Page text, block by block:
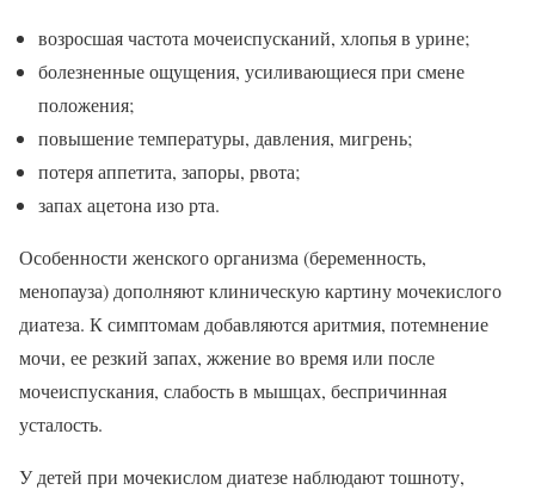
возросшая частота мочеиспусканий, хлопья в урине;
болезненные ощущения, усиливающиеся при смене
положения;
повышение температуры, давления, мигрень;
потеря аппетита, запоры, рвота;
запах ацетона изо рта.
Особенности женского организма (беременность,
менопауза) дополняют клиническую картину мочекислого
диатеза. К симптомам добавляются аритмия, потемнение
мочи, ее резкий запах, жжение во время или после
мочеиспускания, слабость в мышцах, беспричинная
усталость.
У детей при мочекислом диатезе наблюдают тошноту,